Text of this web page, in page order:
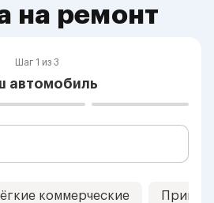
на ремонт
Шаг 1 из 3
автомобиль
коммерческие